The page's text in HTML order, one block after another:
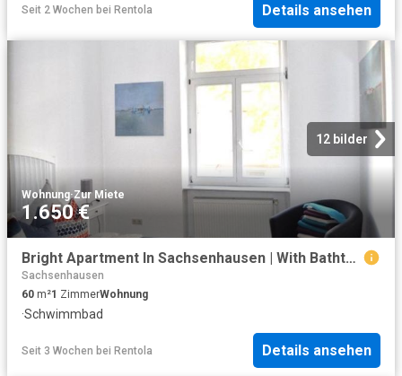
Seit 2 Wochen bei Rentola Details ansehen
12 bilder
Wohnung·Zur Miete
1.650 €
Bright Apartment In Sachsenhausen | With Bathtub And Small Garden Shared W/ Neighbors, Frankfurt Amsterdam Apartments for Rent
Sachsenhausen
60 m²1 ZimmerWohnung
·Schwimmbad
Seit 3 Wochen bei Rentola Details ansehen